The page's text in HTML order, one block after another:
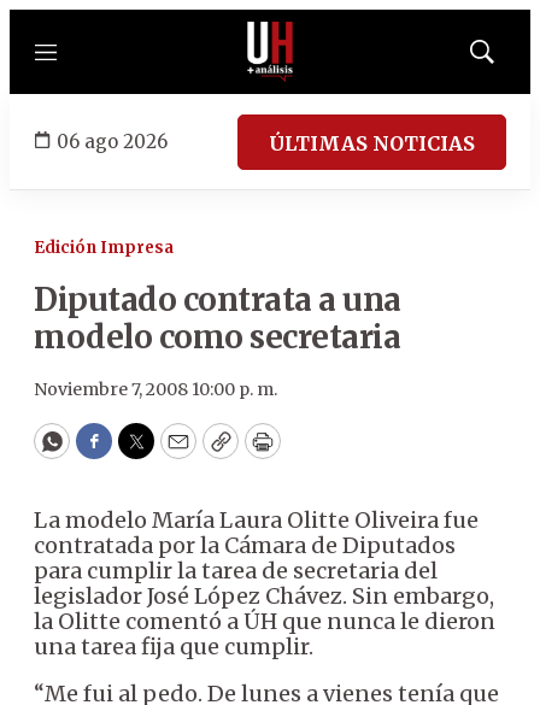
Menú
Mostrar
06 ago 2026 ÚLTIMAS NOTICIAS
Edición Impresa
Diputado contrata a una
modelo como secretaria
Noviembre 7, 2008 10:00 p. m.
WhatsApp
Facebook
Twitter
EmailCopyPrint
La modelo María Laura Olitte Oliveira fue
contratada por la Cámara de Diputados
para cumplir la tarea de secretaria del
legislador José López Chávez. Sin embargo,
la Olitte comentó a ÚH que nunca le dieron
una tarea fija que cumplir.
“Me fui al pedo. De lunes a vienes tenía que